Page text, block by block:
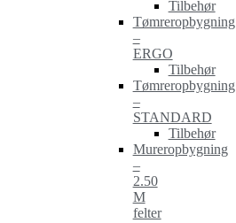
Tilbehør
Tømreropbygning
–
ERGO
Tilbehør
Tømreropbygning
–
STANDARD
Tilbehør
Mureropbygning
–
2.50
M
felter